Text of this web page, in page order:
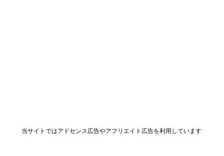
当サイトではアドセンス広告やアフリエイト広告を利用しています